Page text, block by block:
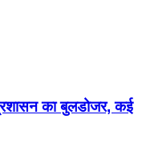
का बुलडोजर, कई